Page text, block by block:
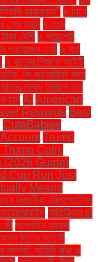
কারামুক্ত" ৪ দিনে
শেষ হয়নি ৪৩তম
বেশি ৫ শতাংশই
প্রয়োজন নেই ৬ মার্চ
৭ বছরের শিশুকে আইটি
কি কালোটাকা সাদা
মধ্যে নির্বাচন চান
চান AI American
Rewards Best
CuteBabies
Trump
Coin:
(2026 Guide)
Cup Run Just
Means
বিজ্ঞানীরা টেলিপোর্টেশন
অটোমোবাইল অতিরিক্ত চা
কী অনলাইন ব্যবসা
অন্য দিনের মতোই
সম্পর্ক: আইনি বাধা ও